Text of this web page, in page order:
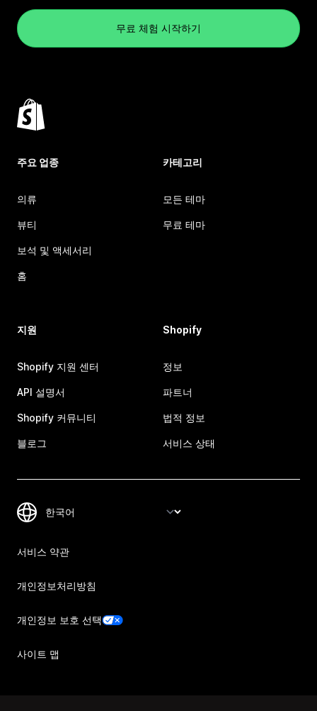
무료 체험 시작하기
주요 업종
의류
뷰티
보석 및 액세서리
홈
카테고리
모든 테마
무료 테마
지원
Shopify 지원 센터
API 설명서
Shopify 커뮤니티
블로그
Shopify
정보
파트너
법적 정보
서비스 상태
서비스 약관
개인정보처리방침
개인정보 보호 선택
사이트 맵